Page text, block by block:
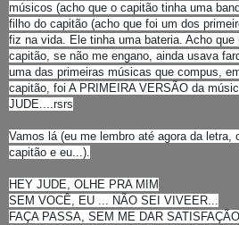
músicos (acho que o capitão tinha uma
filho do capitão (acho que foi um dos
fiz na vida. Ele tinha uma bateria. Acho que
capitão, se não me engano, ainda usava
uma das primeiras músicas que compus,
capitão, foi A PRIMEIRA VERSÃO da
JUDE....rsrs
Vamos lá (eu me lembro até agora da letra,
capitão e eu...).
HEY JUDE, OLHE PRA MIM
SEM VOCÊ, EU ... NÃO SEI VIVEER...
FAÇA PASSA, SEM ME DAR SATISFAÇÃO